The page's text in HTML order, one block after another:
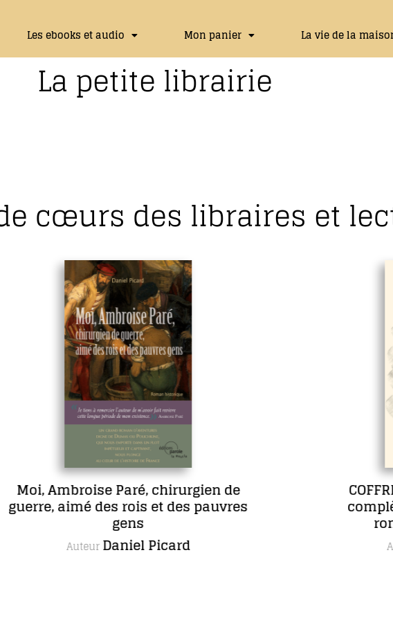
Les ebooks et audio Mon panier La vie de la
La petite librairie
cœurs des libraires et
Paré, chirurgien de
rois et des pauvres
Picard
COFFRET L’œuvre
complète de Maria
romans, dont un
Maria